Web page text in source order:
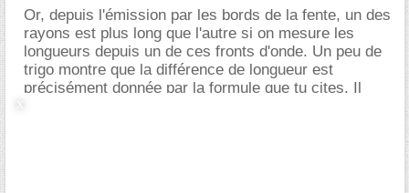
Or, depuis l'émission par les bords de la fente, un des
rayons est plus long que l'autre si on mesure les
longueurs depuis un de ces fronts d'onde. Un peu de
trigo montre que la différence de longueur est
précisément donnée par la formule que tu cites. Il